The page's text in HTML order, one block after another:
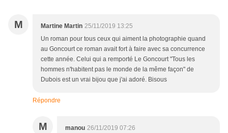
M Martine Martin 25/11/2019 13:25
Un roman pour tous ceux qui aiment la photographie quand
au Goncourt ce roman avait fort à faire avec sa concurrence
cette année. Celui qui a remporté Le Goncourt "Tous les
hommes n'habitent pas le monde de la même façon" de
Dubois est un vrai bijou que j'ai adoré. Bisous
Répondre
M manou 26/11/2019 07:26